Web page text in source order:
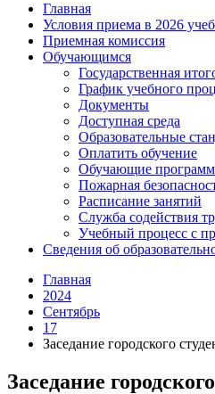
Главная
Условия приема в 2026
Приемная комиссия
Обучающимся
Государственная
График учебного
Документы
Доступная среда
Образовательные
Оплатить обучение
Обучающие
Пожарная
Расписание занятий
Служба содействия
Учебный процесс с
Сведения об
Главная
2024
Сентябрь
17
Заседание городского
Заседание